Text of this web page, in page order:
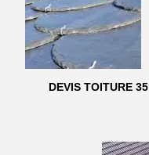
DEVIS TOITURE 35